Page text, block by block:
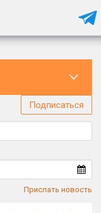
Подписаться
Прислать новость